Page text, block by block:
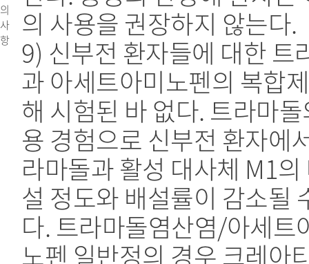
의
사
항
의 사용을 권장하지 않는다.
9) 신부전 환자들에 대한 트
과 아세트아미노펜의 복합
해 시험된 바 없다. 트라마
용 경험으로 신부전 환자에
라마돌과 활성 대사체 M1의
설 정도와 배설률이 감소될
다. 트라마돌염산염/아세트
노펜 일반정의 경우 크레아